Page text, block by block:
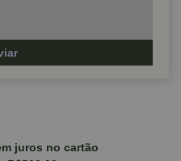
juros no cartão